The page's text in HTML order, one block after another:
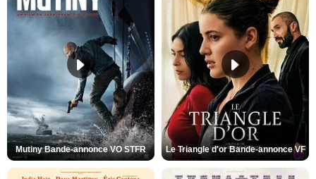
Mutiny Bande-annonce VO STFR Le Triangle d'or Bande-annonce VF